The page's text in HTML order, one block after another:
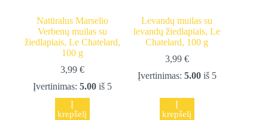
Natūralus Marselio
Verbenų muilas su
žiedlapiais, Le Chatelard,
100 g
3,99 €
Įvertinimas: 5.00iš 5
Į
krepšelį
Levandų muilas su
levandų žiedlapiais, Le
Chatelard, 100 g
3,99 €
Įvertinimas: 5.00iš 5
Į
krepšelį